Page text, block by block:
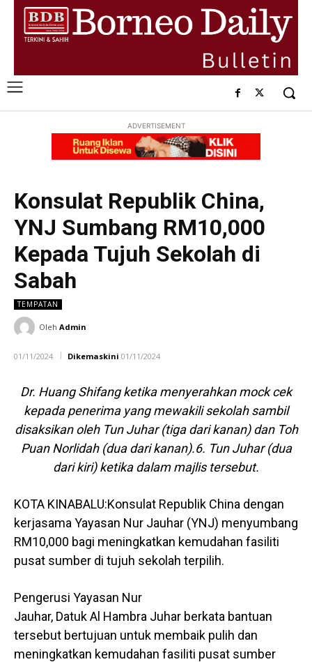
ADVERTISEMENT
Konsulat Republik China,
YNJ Sumbang RM10,000
Kepada Tujuh Sekolah di
Sabah
TEMPATAN
Oleh Admin
01/11/2024 Dikemaskini 01/11/2024
Dr. Huang Shifang ketika menyerahkan mock cek
kepada penerima yang mewakili sekolah sambil
disaksikan oleh Tun Juhar (tiga dari kanan) dan Toh
Puan Norlidah (dua dari kanan).6. Tun Juhar (dua
dari kiri) ketika dalam majlis tersebut.
KOTA KINABALU:Konsulat Republik China dengan
kerjasama Yayasan Nur Jauhar (YNJ) menyumbang
RM10,000 bagi meningkatkan kemudahan fasiliti
pusat sumber di tujuh sekolah terpilih.
Pengerusi Yayasan Nur
Jauhar, Datuk Al Hambra Juhar berkata bantuan
tersebut bertujuan untuk membaik pulih dan
meningkatkan kemudahan fasiliti pusat sumber